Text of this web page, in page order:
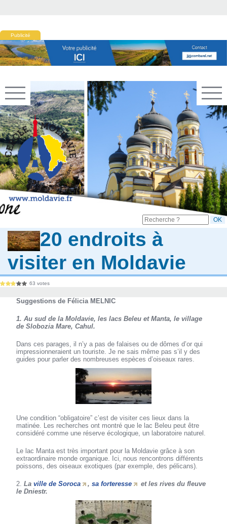
Publicité
20 endroits à
visiter en Moldavie
63 votes
Suggestions de Félicia MELNIC
1. Au sud de la Moldavie, les lacs Beleu et Manta, le village
de Slobozia Mare, Cahul.
Dans ces parages, il n’y a pas de falaises ou de dômes d’or qui
impressionneraient un touriste. Je ne sais même pas s’il y des
guides pour parler des nombreuses espèces d’oiseaux rares.
Une condition “obligatoire” c’est de visiter ces lieux dans la
matinée. Les recherches ont montré que le lac Beleu peut être
considéré comme une réserve écologique, un laboratoire naturel.
Le lac Manta est très important pour la Moldavie grâce à son
extraordinaire monde organique. Ici, nous rencontrons différents
poissons, des oiseaux exotiques (par exemple, des pélicans).
2.Laville de Soroca ,sa forteresse
et les rives du fleuve
le Dniestr.